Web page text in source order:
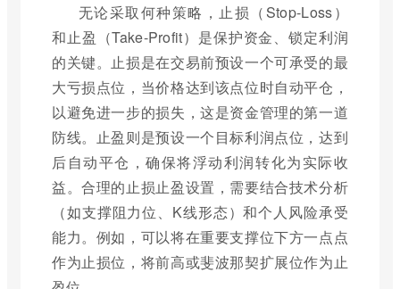
无论采取何种策略，止损（Stop-Loss）
和止盈（Take-Profit）是保护资金、锁定利润
的关键。止损是在交易前预设一个可承受的最
大亏损点位，当价格达到该点位时自动平仓，
以避免进一步的损失，这是资金管理的第一道
防线。止盈则是预设一个目标利润点位，达到
后自动平仓，确保将浮动利润转化为实际收
益。合理的止损止盈设置，需要结合技术分析
（如支撑阻力位、K线形态）和个人风险承受
能力。例如，可以将在重要支撑位下方一点点
作为止损位，将前高或斐波那契扩展位作为止